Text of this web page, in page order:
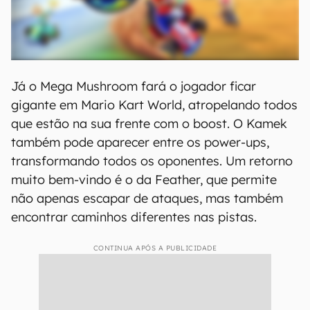
Já o Mega Mushroom fará o jogador ficar
gigante em Mario Kart World, atropelando todos
que estão na sua frente com o boost. O Kamek
também pode aparecer entre os power-ups,
transformando todos os oponentes. Um retorno
muito bem-vindo é o da Feather, que permite
não apenas escapar de ataques, mas também
encontrar caminhos diferentes nas pistas.
CONTINUA APÓS A PUBLICIDADE